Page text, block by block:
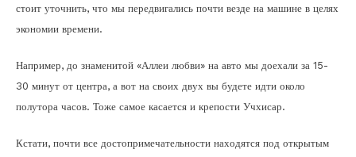
стоит уточнить, что мы передвигались почти везде на машине в целях
экономии времени.
Например, до знаменитой «Аллеи любви» на авто мы доехали за 15-
30 минут от центра, а вот на своих двух вы будете идти около
полутора часов. Тоже самое касается и крепости Учхисар.
Кстати, почти все достопримечательности находятся под открытым